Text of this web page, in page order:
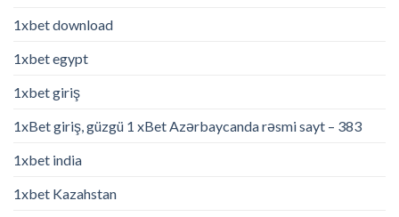
1xbet download
1xbet egypt
1xbet giriş
1xBet giriş, güzgü 1 xBet Azərbaycanda rəsmi sayt – 383
1xbet india
1xbet Kazahstan